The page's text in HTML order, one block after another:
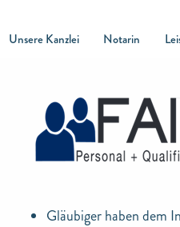
Unsere Kanzlei Notarin
Gläubiger haben dem